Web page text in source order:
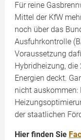
Für reine
Mittel der KfW
noch über das
Ausfuhrkontrolle
Voraussetzung
Hybridheizung, die
Energien deckt.
nicht auskommen:
der staatlichen
Hier finden Sie